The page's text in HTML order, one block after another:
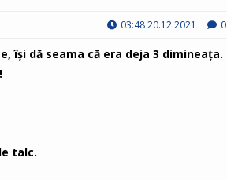
03:48 20.12.2021 0
îşi dă seama că era deja 3 dimineaţa.
talc.